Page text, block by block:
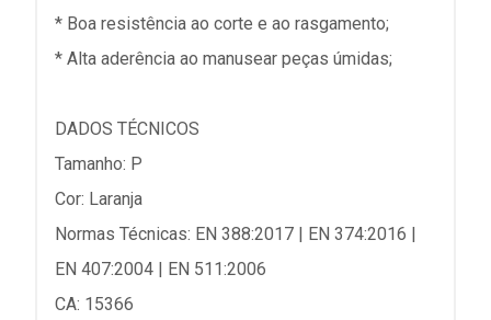
* Boa resistência ao corte e ao rasgamento;
* Alta aderência ao manusear peças úmidas;
DADOS TÉCNICOS
Tamanho: P
Cor: Laranja
Normas Técnicas: EN 388:2017 | EN 374:2016 |
EN 407:2004 | EN 511:2006
CA: 15366